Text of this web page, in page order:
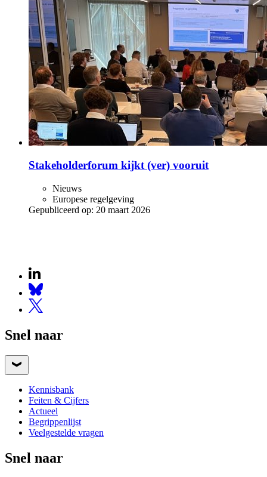
Stakeholderforum kijkt (ver) vooruit
Nieuws
Europese regelgeving
Gepubliceerd op: 20 maart 2026
Snel naar
Kennisbank
Feiten & Cijfers
Actueel
Begrippenlijst
Veelgestelde vragen
Snel naar